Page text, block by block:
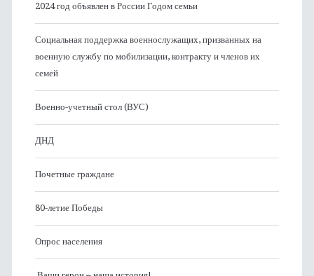
2024 год объявлен в России Годом семьи
Социальная поддержка военнослужащих, призванных на
военную службу по мобилизации, контракту и членов их
семей
Военно-учетный стол (ВУС)
ДНД
Почетные граждане
80-летие Победы
Опрос населения